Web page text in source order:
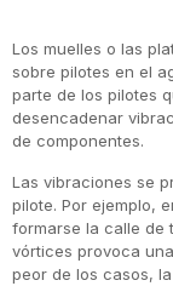
Los muelles o las
sobre pilotes en el
parte de los pilotes
desencadenar
de componentes.
Las vibraciones se
pilote. Por ejemplo,
formarse la calle de
vórtices provoca
peor de los casos,